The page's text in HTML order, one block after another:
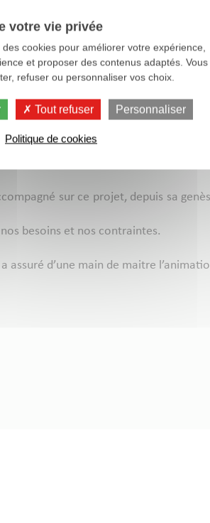
qui étaient présents et qui ont
,cathy ardies, Etienne Le
Frayssinet,Morgane Guillerm, ainsi
!
ont été proposées tout au
sur ce projet, depuis sa
besoins et nos contraintes.
assuré d’une main de maitre
votre vie privée
des cookies pour améliorer votre expérience,
et proposer des contenus adaptés. Vous
refuser ou personnaliser vos choix.
Tout refuser Personnaliser
Politique de cookies